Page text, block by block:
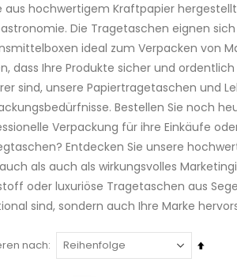
aus hochwertigem Kraftpapier
Die Tragetaschen eignen
ideal zum Verpacken von
dass Ihre Produkte sicher und
sind, unsere Papiertragetaschen und
Bestellen Sie noch
Verpackung für ihre Einkäufe
Entdecken Sie unsere
als auch als wirkungsvolles
oder luxuriöse Tragetaschen aus
sind, sondern auch Ihre Marke
nach